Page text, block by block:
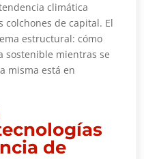
climática
de capital. El
estructural: cómo
sostenible mientras se
misma está en
de